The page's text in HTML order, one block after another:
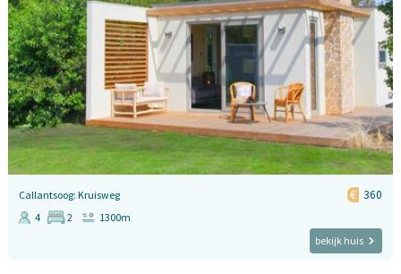
Callantsoog: Kruisweg 360
4 2
1300m
bekijk huis